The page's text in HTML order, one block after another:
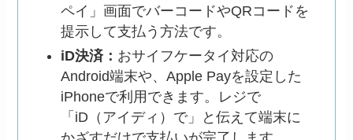
ペイ」画面でバーコードやQRコードを
提示して支払う方法です。
iD決済： おサイフケータイ対応の
Android端末や、Apple Payを設定した
iPhoneで利用できます。レジで
「iD（アイディ）で」と伝えて端末に